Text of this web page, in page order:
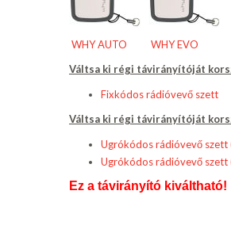
WHY AUTO
WHY EVO
Váltsa ki régi távirányítóját
Fixkódos rádióvevő szett
Váltsa ki régi távirányítóját
Ugrókódos rádióvevő szett
Ugrókódos rádióvevő szett
Ez a távirányító kiváltható!